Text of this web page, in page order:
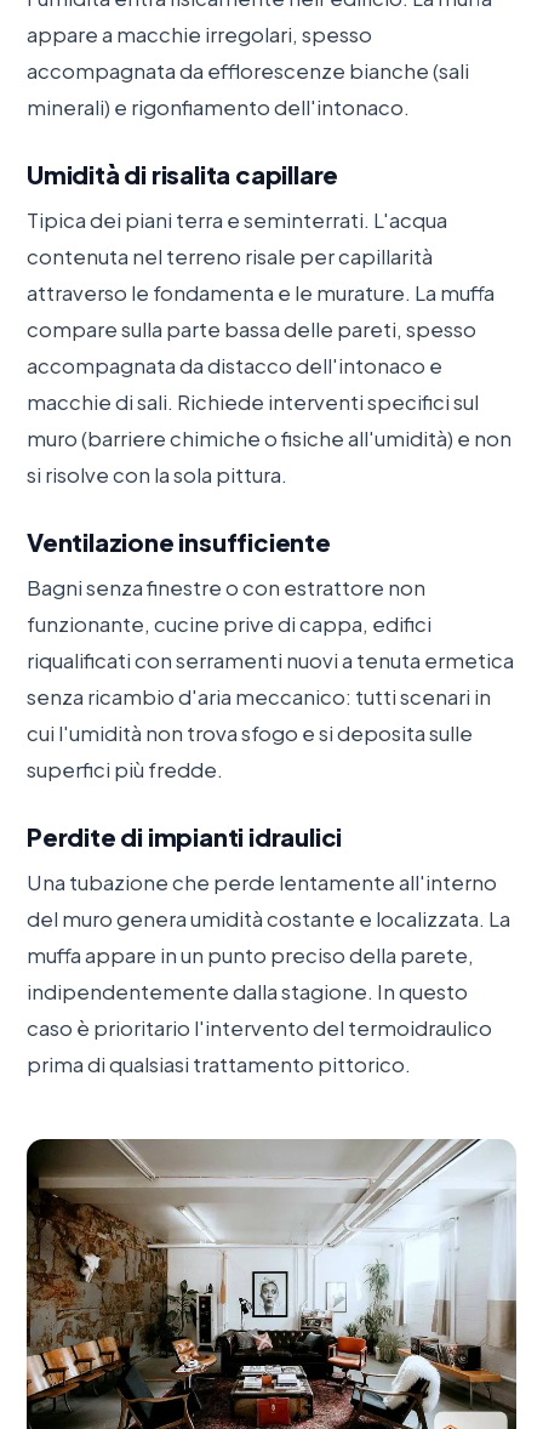
appare a macchie irregolari, spesso
accompagnata da efflorescenze bianche (sali
minerali) e rigonfiamento dell'intonaco.
Umidità di risalita capillare
Tipica dei piani terra e seminterrati. L'acqua
contenuta nel terreno risale per capillarità
attraverso le fondamenta e le murature. La muffa
compare sulla parte bassa delle pareti, spesso
accompagnata da distacco dell'intonaco e
macchie di sali. Richiede interventi specifici sul
muro (barriere chimiche o fisiche all'umidità) e non
si risolve con la sola pittura.
Ventilazione insufficiente
Bagni senza finestre o con estrattore non
funzionante, cucine prive di cappa, edifici
riqualificati con serramenti nuovi a tenuta ermetica
senza ricambio d'aria meccanico: tutti scenari in
cui l'umidità non trova sfogo e si deposita sulle
superfici più fredde.
Perdite di impianti idraulici
Una tubazione che perde lentamente all'interno
del muro genera umidità costante e localizzata. La
muffa appare in un punto preciso della parete,
indipendentemente dalla stagione. In questo
caso è prioritario l'intervento del termoidraulico
prima di qualsiasi trattamento pittorico.